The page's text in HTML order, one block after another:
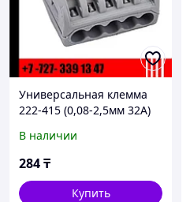
Универсальная клемма
222-415 (0,08-2,5мм 32А)
В наличии
284₸
Купить